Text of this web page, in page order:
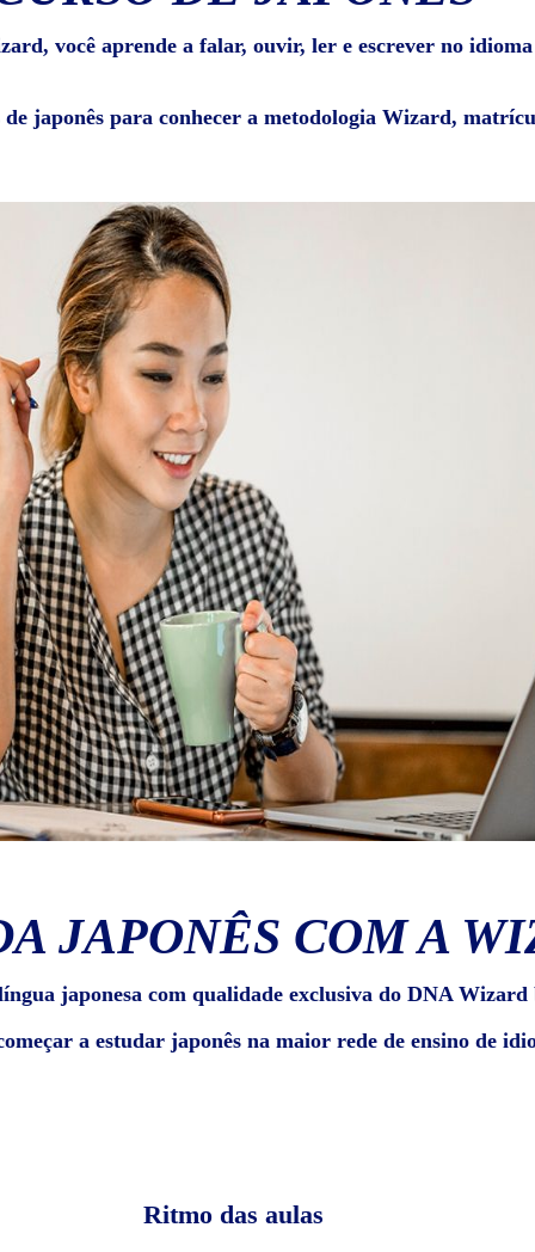
você aprende a falar, ouvir, ler e escrever no
japonês para conhecer a metodologia Wizard,
JAPONÊS COM A
japonesa com qualidade exclusiva do DNA Wizard
a estudar japonês na maior rede de ensino de
Ritmo das aulas